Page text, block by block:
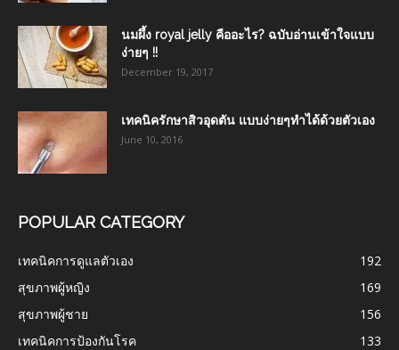
นมผึ้ง royal jelly คืออะไร? ฉบับอ่านเข้าใจแบบ
ง่ายๆ !!
December 19, 2017
เทคนิครักษาสิวอุดตัน แบบง่ายๆทำได้ด้วยตัวเอง
June 10, 2016
POPULAR CATEGORY
เทคนิคการดูแลตัวเอง
192
สุขภาพผู้หญิง
169
สุขภาพผู้ชาย
156
เทคนิคการป้องกันโรค
133